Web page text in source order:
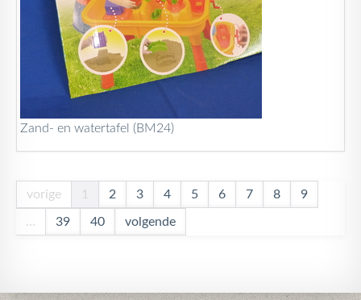
Zand- en watertafel (BM24)
vorige 1 2 3 4 5 6 7 8 9
… 39 40 volgende